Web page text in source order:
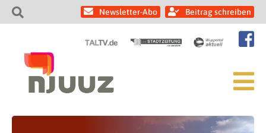
Newsletter-Abo Beitrag schreiben